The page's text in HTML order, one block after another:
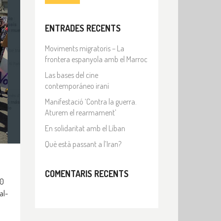
ENTRADES RECENTS
Moviments migratoris – La
frontera espanyola amb el Marroc
Las bases del cine
contemporáneo iraní
Manifestació ‘Contra la guerra.
Aturem el rearmament’
En solidaritat amb el Líban
Què està passant a l’Iran?
COMENTARIS RECENTS